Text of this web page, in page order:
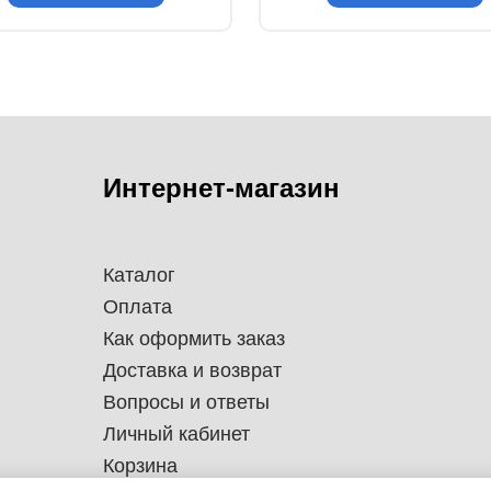
Интернет-магазин
Каталог
Оплата
Как оформить заказ
Доставка и возврат
Вопросы и ответы
Личный кабинет
Корзина